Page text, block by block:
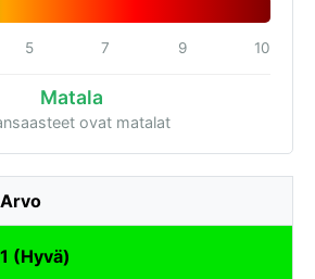
5 7 9 10
Matala
ovat matalat
Arvo
1 (Hyvä)